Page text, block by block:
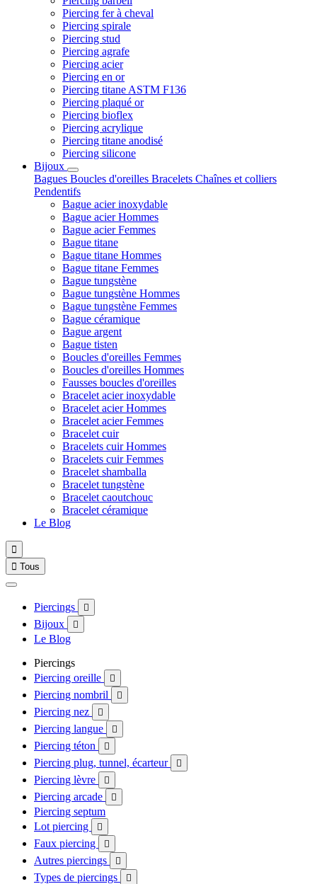
Piercing fer à cheval
Piercing spirale
Piercing stud
Piercing agrafe
Piercing acier
Piercing en or
Piercing titane ASTM F136
Piercing plaqué or
Piercing bioflex
Piercing acrylique
Piercing titane anodisé
Piercing silicone
Bijoux
Bagues Boucles d'oreilles Bracelets Chaînes et colliers
Pendentifs
Bague acier inoxydable
Bague acier Hommes
Bague acier Femmes
Bague titane
Bague titane Hommes
Bague titane Femmes
Bague tungstène
Bague tungstène Hommes
Bague tungstène Femmes
Bague céramique
Bague argent
Bague tisten
Boucles d'oreilles Femmes
Boucles d'oreilles Hommes
Fausses boucles d'oreilles
Bracelet acier inoxydable
Bracelet acier Hommes
Bracelet acier Femmes
Bracelet cuir
Bracelets cuir Hommes
Bracelets cuir Femmes
Bracelet shamballa
Bracelet tungstène
Bracelet caoutchouc
Bracelet céramique
Le Blog

 Tous
Piercings 
Bijoux 
Le Blog
Piercings
Piercing oreille

Piercing nombril 
Piercing nez 
Piercing langue 
Piercing téton 
Piercing plug, tunnel, écarteur 
Piercing lèvre 
Piercing arcade 
Piercing septum
Lot piercing

Faux piercing 
Autres piercings 
Types de piercings 